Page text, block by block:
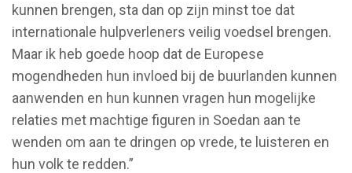
kunnen brengen, sta dan op zijn minst toe dat
internationale hulpverleners veilig voedsel brengen.
Maar ik heb goede hoop dat de Europese
mogendheden hun invloed bij de buurlanden kunnen
aanwenden en hun kunnen vragen hun mogelijke
relaties met machtige figuren in Soedan aan te
wenden om aan te dringen op vrede, te luisteren en
hun volk te redden.”